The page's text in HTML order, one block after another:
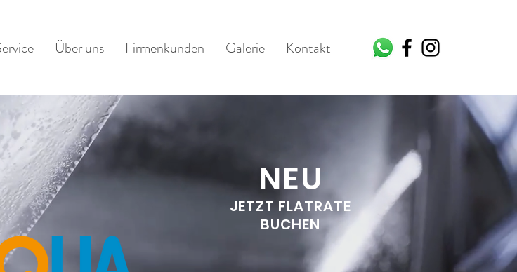
Über uns Firmenkunden Galerie Kontakt
NEU
JETZT FLATRATE
BUCHEN